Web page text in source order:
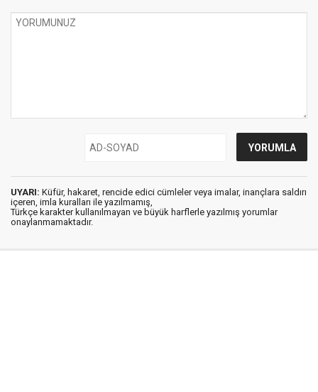
UYARI: Küfür, hakaret, rencide edici cümleler veya imalar, inançlara saldırı
içeren, imla kuralları ile yazılmamış,
Türkçe karakter kullanılmayan ve büyük harflerle yazılmış yorumlar
onaylanmamaktadır.